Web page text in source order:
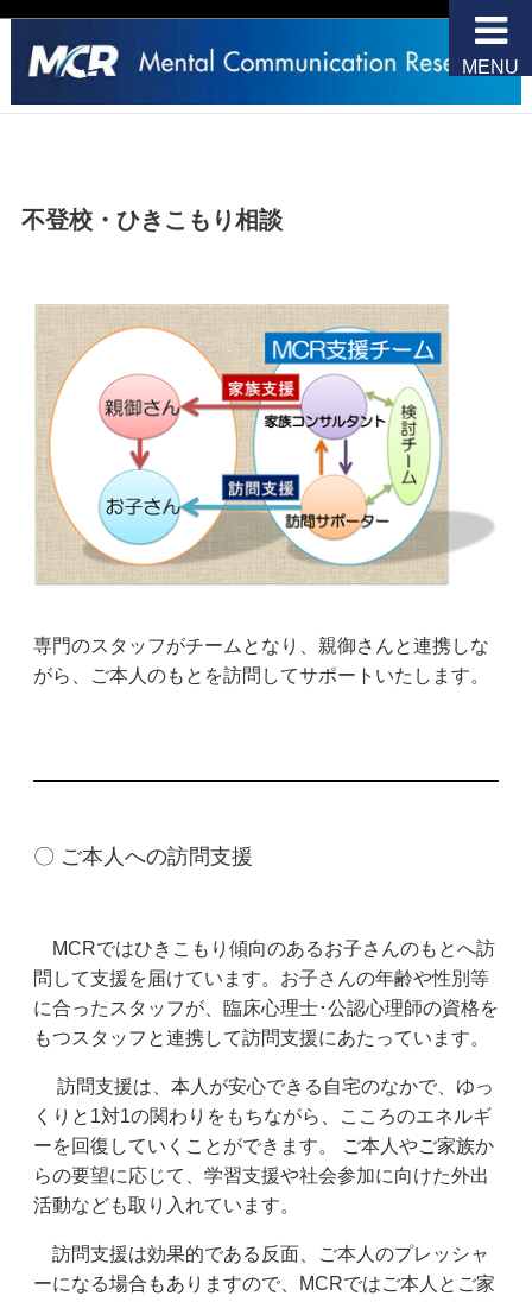
MENU
不登校・ひきこもり相談
専門のスタッフがチームとなり、親御さんと連携しな
がら、ご本人のもとを訪問してサポートいたします。
〇 ご本人への訪問支援
MCRではひきこもり傾向のあるお子さんのもとへ訪
問して支援を届けています。お子さんの年齢や性別等
に合ったスタッフが、臨床心理士･公認心理師の資格を
もつスタッフと連携して訪問支援にあたっています。
訪問支援は、本人が安心できる自宅のなかで、ゆっ
くりと1対1の関わりをもちながら、こころのエネルギ
ーを回復していくことができます。 ご本人やご家族か
らの要望に応じて、学習支援や社会参加に向けた外出
活動なども取り入れています。
訪問支援は効果的である反面、ご本人のプレッシャ
ーになる場合もありますので、MCRではご本人とご家